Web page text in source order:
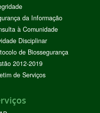
da Informação
à Comunidade
Disciplinar
de Biossegurança
2012-2019
de Serviços